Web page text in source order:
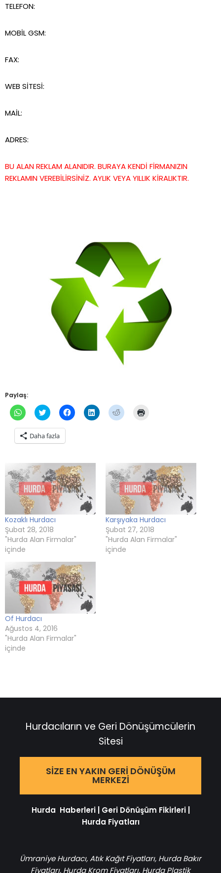
TELEFON:
MOBİL GSM:
FAX:
WEB SİTESİ:
MAİL:
ADRES:
BU ALAN REKLAM ALANIDIR. BURAYA KENDİ FİRMANIZIN
REKLAMIN VEREBİLİRSİNİZ. AYLIK VEYA YILLIK KİRALIKTIR.
Paylaş:
WhatsApp'ta
paylaşmak
tıklayın
(Yeni
pencerede
Twitter
üzerinde
için
tıklayın
(Yeni
Facebook'ta
paylaşmak
Linkedln
üzerinden
Reddit
üzerinde
Daha fazla
Kozaklı Hurdacı
Şubat 28, 2018
"Hurda Alan Firmalar"
içinde
Karşıyaka Hurdacı
Şubat 27, 2018
"Hurda Alan Firmalar"
içinde
Of Hurdacı
Ağustos 4, 2016
"Hurda Alan Firmalar"
içinde
Hurdacıların ve Geri Dönüşümcülerin
Sitesi
SIZE EN YAKIN GERI DÖNÜŞÜM
MERKEZI
Hurda Haberleri| Geri Dönüşüm Fikirleri|
Hurda Fiyatları
Ümraniye Hurdacı,Atık Kağıt Fiyatları, Hurda Bakır
Fiyatları, Hurda Krom Fiyatları, Hurda Plastik